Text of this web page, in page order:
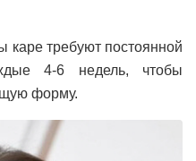
каре требуют постоянной
4-6 недель, чтобы
форму.